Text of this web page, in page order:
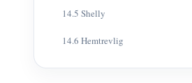
14.5 Shelly
14.6 Hemtrevlig